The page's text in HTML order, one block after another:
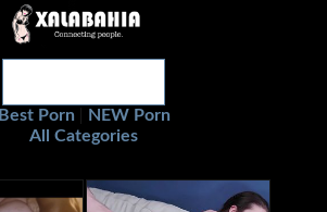
Best Porn
NEW Porn
All Categories